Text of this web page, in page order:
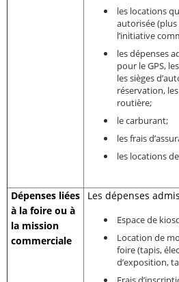
les locations
autorisée
l’initiative
les dépenses
pour le GPS,
les sièges
réservation,
routière;
le carburant;
les frais
les locations
Dépenses liées
à la foire ou à
la mission
commerciale
Les dépenses
Espace de
Location de
foire (tapis,
d’exposition,